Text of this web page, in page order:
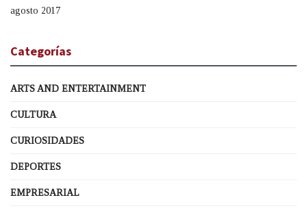
agosto 2017
Categorías
ARTS AND ENTERTAINMENT
CULTURA
CURIOSIDADES
DEPORTES
EMPRESARIAL